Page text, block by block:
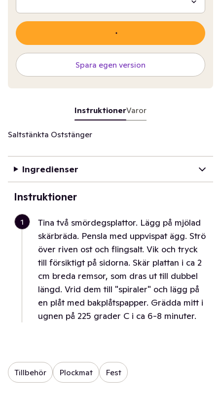
Spara egen version
InstruktionerVaror
Saltstänkta Oststänger
Ingredienser
Instruktioner
1
Tina två smördegsplattor. Lägg på mjölad
skärbräda. Pensla med uppvispat ägg. Strö
över riven ost och flingsalt. Vik och tryck
till försiktigt på sidorna. Skär plattan i ca 2
cm breda remsor, som dras ut till dubbel
längd. Vrid dem till "spiraler" och lägg på
en plåt med bakplåtspapper. Grädda mitt i
ugnen på 225 grader C i ca 6-8 minuter.
Tillbehör Plockmat Fest